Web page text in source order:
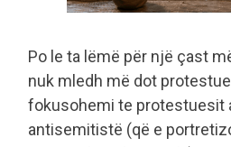
Po le ta lëmë për një çast
nuk mledh më dot
fokusohemi te protestuesit
antisemitistë (që e